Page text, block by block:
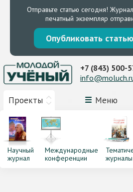
Отправьте статью сегодня!
печатный экземпляр
Опубликовать
Проекты Меню
+7 (843) 500-
Научный
журнал
Международные
конференции
журналы